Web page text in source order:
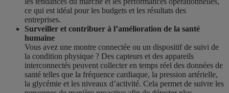
ce qui est idéal pour les budgets et les résultats des
entreprises.
Surveiller et contribuer à l’amélioration de la santé
humaine
Vous avez une montre connectée ou un dispositif de suivi de
la condition physique ? Des capteurs et des appareils
interconnectés peuvent collecter en temps réel des données de
santé telles que la fréquence cardiaque, la pression artérielle,
la glycémie et les niveaux d’activité. Cela permet de suivre les